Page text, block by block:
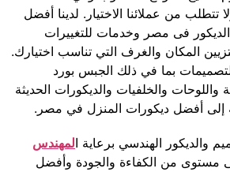
تتطلب من عملائنا الاختيار. لدينا أفضل
فى مصر وخدمات للتغييرات
المكان والغرف التي تناسب اختيارك.
بما في ذلك الجبس بورد
واللوحات والخلفيات والديكورات الحديثة
إلى أفضل ديكورات المنزل في مصر.
والديكور الهندسي برعاية المهندس
مستوى من الكفاءة والجودة وأفضل